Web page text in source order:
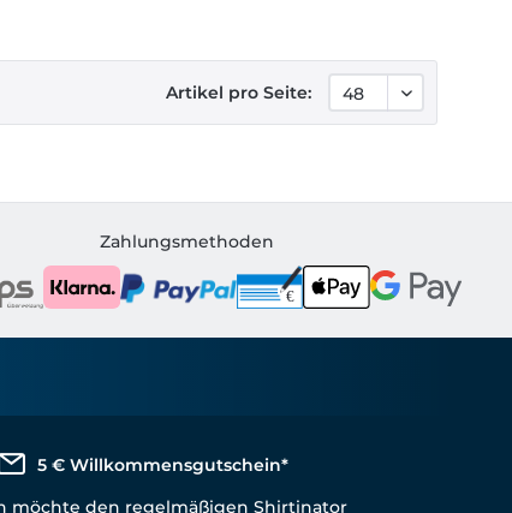
Artikel pro Seite:
Zahlungsmethoden
5 € Willkommensgutschein*
möchte den regelmäßigen Shirtinator